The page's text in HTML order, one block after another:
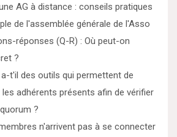
AG à distance : conseils pratiques
de l'assemblée générale de l'Asso
réponses (Q-R) : Où peut-on
?
a-t'il des outils qui permettent de
adhérents présents afin de vérifier
?
n'arrivent pas à se connecter